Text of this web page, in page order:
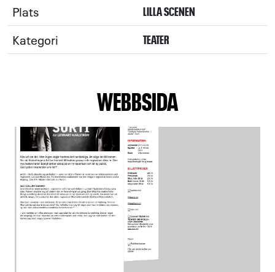
Plats LILLA SCENEN
Kategori TEATER
WEBBSIDA